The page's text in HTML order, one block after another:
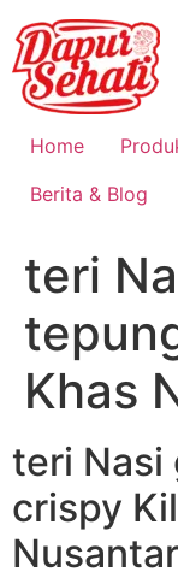
Home
Berita & Blog
teri
Khas
teri Nasi
crispy